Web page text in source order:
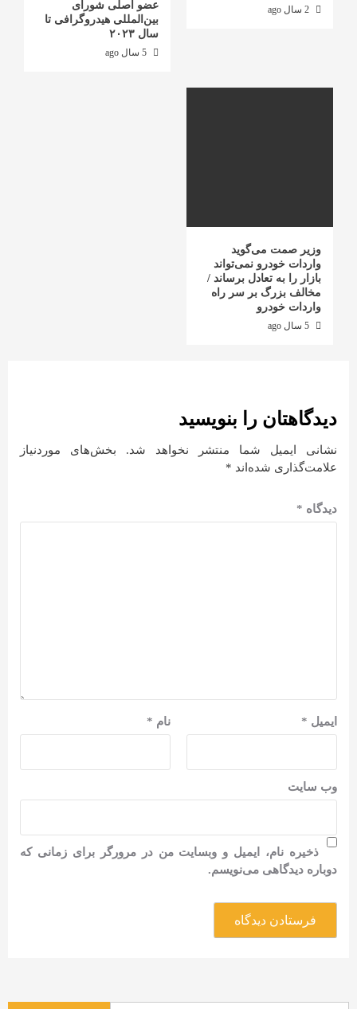
عضو اصلی شورای
بین‌المللی هیدروگرافی تا
سال ٢٠٢٣
وزیر صمت می‌گوید
واردات خودرو نمی‌تواند
بازار را به تعادل برساند /
مخالف بزرگ بر سر راه
واردات خودرو
دیدگاهتان را بنویسید
نشانی ایمیل شما منتشر نخواهد شد.
بخش‌های موردنیاز
علامت‌گذاری شده‌اند *
دیدگاه *
نام * ایمیل *
وب‌ سایت
ذخیره نام، ایمیل و وبسایت من در مرورگر برای زمانی که
دوباره دیدگاهی می‌نویسم.
جستجو